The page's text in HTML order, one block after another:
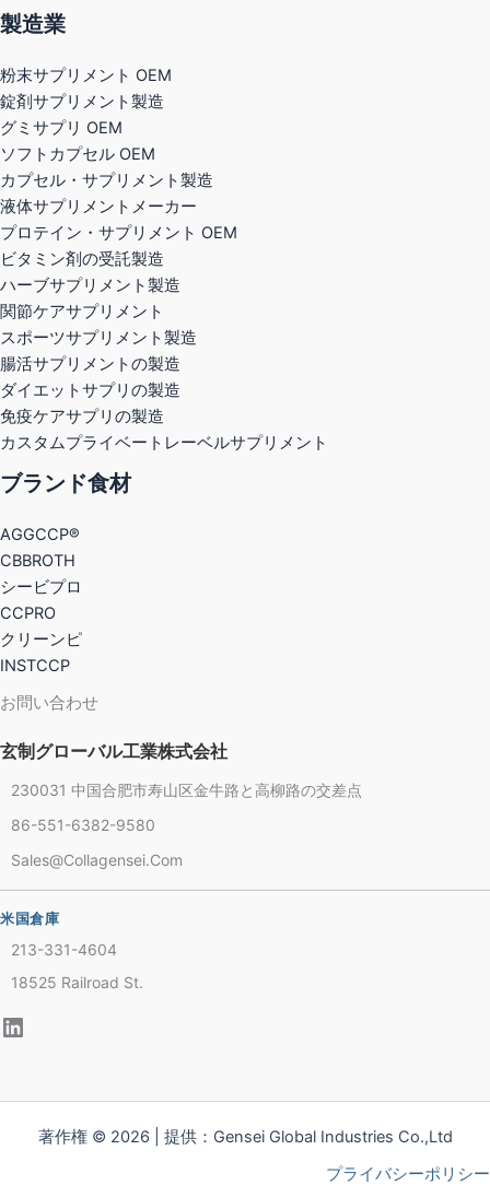
製造業
粉末サプリメント OEM
錠剤サプリメント製造
グミサプリ OEM
ソフトカプセル OEM
カプセル・サプリメント製造
液体サプリメントメーカー
プロテイン・サプリメント OEM
ビタミン剤の受託製造
ハーブサプリメント製造
関節ケアサプリメント
スポーツサプリメント製造
腸活サプリメントの製造
ダイエットサプリの製造
免疫ケアサプリの製造
カスタムプライベートレーベルサプリメント
ブランド食材
AGGCCP®
CBBROTH
シービプロ
CCPRO
クリーンピ
INSTCCP
お問い合わせ
玄制グローバル工業株式会社
230031 中国合肥市寿山区金牛路と高柳路の交差点
86-551-6382-9580
Sales@collagensei.com
米国倉庫
213-331-4604
18525 Railroad St.
著作権 © 2026 | 提供：Gensei Global Industries Co.,Ltd
プライバシーポリシー